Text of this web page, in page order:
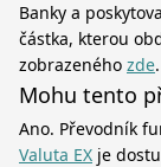
Banky a
částka, kterou
zobrazeného zde.
Mohu tento
Ano. Převodník
Valuta EX je